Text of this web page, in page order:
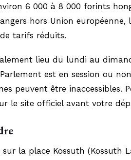
6 000 à 8 000 forints
hors Union européenne,
tarifs réduits.
lieu du lundi au
est en session ou
peuvent être inaccessibles.
le site officiel avant votre
la place Kossuth (Kossuth